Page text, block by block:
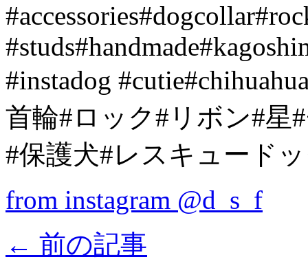
#instadog
首輪#ロック#リボン#星
#保護犬#レスキュード
from instagram @d_s_f
← 前の記事